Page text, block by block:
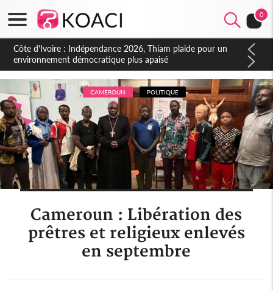
0
Côte d'Ivoire : Concours INFAS 2026, les convocations
seront disponibles à compter du samedi
CAMEROUN POLITIQUE
Cameroun : Libération des
prêtres et religieux enlevés
en septembre